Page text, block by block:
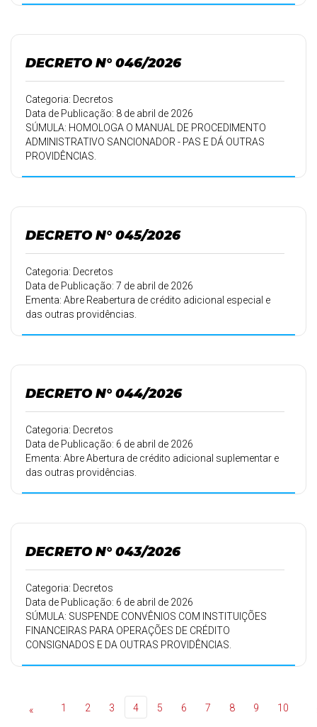
DECRETO N° 046/2026
Categoria: Decretos
Data de Publicação: 8 de abril de 2026
SÚMULA: HOMOLOGA O MANUAL DE PROCEDIMENTO
ADMINISTRATIVO SANCIONADOR - PAS E DÁ OUTRAS
PROVIDÊNCIAS.
DECRETO N° 045/2026
Categoria: Decretos
Data de Publicação: 7 de abril de 2026
Ementa: Abre Reabertura de crédito adicional especial e
das outras providências.
DECRETO N° 044/2026
Categoria: Decretos
Data de Publicação: 6 de abril de 2026
Ementa: Abre Abertura de crédito adicional suplementar e
das outras providências.
DECRETO N° 043/2026
Categoria: Decretos
Data de Publicação: 6 de abril de 2026
SÚMULA: SUSPENDE CONVÊNIOS COM INSTITUIÇÕES
FINANCEIRAS PARA OPERAÇÕES DE CRÉDITO
CONSIGNADOS E DA OUTRAS PROVIDÊNCIAS.
« 1 2 3 4 5 6 7 8 9 10